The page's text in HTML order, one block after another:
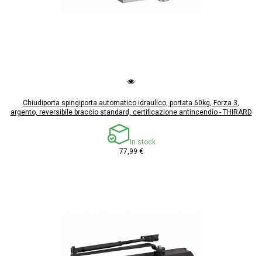
Chiudiporta spingiporta automatico idraulico, portata 60kg, Forza 3,
argento, reversibile braccio standard, certificazione antincendio - THIRARD
In stock
77,99 €